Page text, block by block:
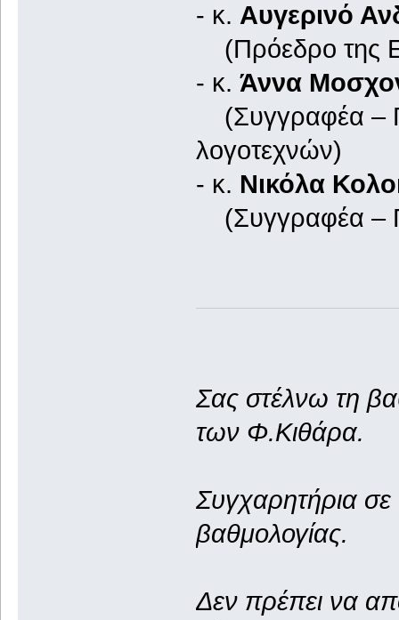
- κ. Αυγερινό
(Πρόεδρο της
- κ. Άννα
(Συγγραφέα –
λογοτεχνών)
- κ. Νικόλα
(Συγγραφέα –
Σας στέλνω τη
των Φ.Κιθάρα.
Συγχαρητήρια
βαθμολογίας.
Δεν πρέπει να